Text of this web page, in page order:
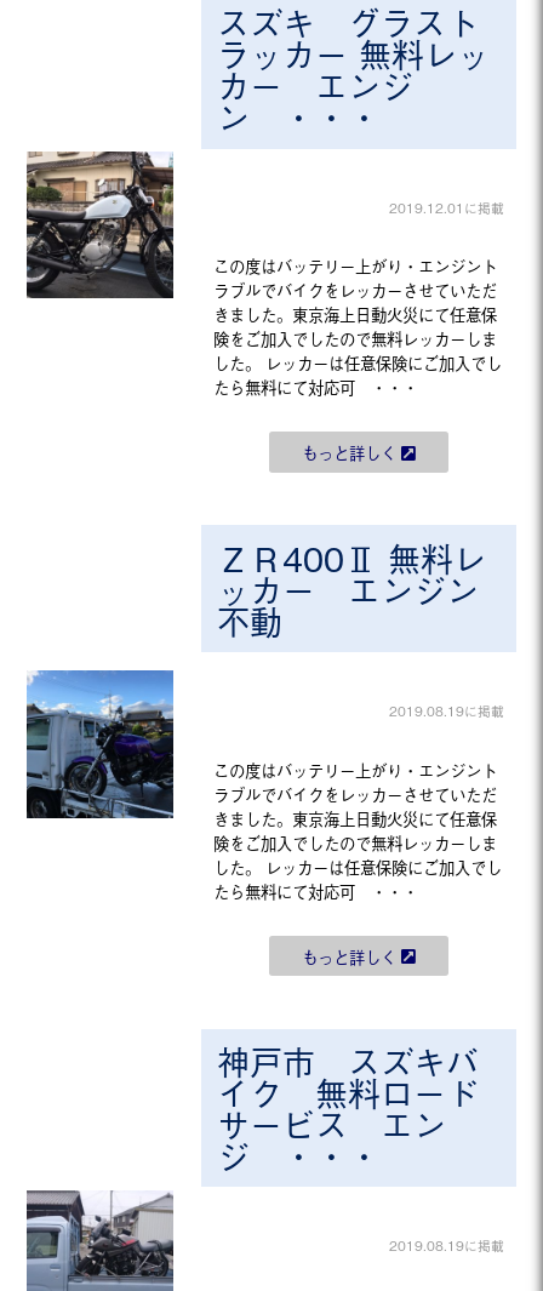
スズキ グラスト
ラッカー 無料レッ
カー エンジ
ン ・・・
2019.12.01に掲載
この度はバッテリー上がり・エンジント
ラブルでバイクをレッカーさせていただ
きました。東京海上日動火災にて任意保
険をご加入でしたので無料レッカーしま
した。 レッカーは任意保険にご加入でし
たら無料にて対応可 ・・・
もっと詳しく
ＺＲ400Ⅱ 無料レ
ッカー エンジン
不動
2019.08.19に掲載
この度はバッテリー上がり・エンジント
ラブルでバイクをレッカーさせていただ
きました。東京海上日動火災にて任意保
険をご加入でしたので無料レッカーしま
した。 レッカーは任意保険にご加入でし
たら無料にて対応可 ・・・
もっと詳しく
神戸市 スズキバ
イク 無料ロード
サービス エン
ジ ・・・
2019.08.19に掲載